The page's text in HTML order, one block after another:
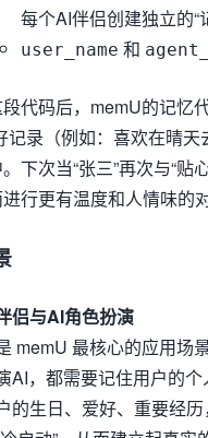
每个AI伴侣创建独立的
user_name 和
代码后，memU的记忆
记录（例如：喜欢在晴
下次当“张三”再次与“
行更有温度和人情味的对
侣与AI角色扮演
memU 最核心的应用场
AI，都需要记住用户的
的生日、爱好、重要经